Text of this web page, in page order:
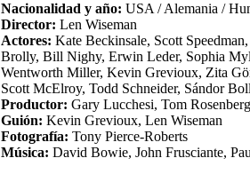
Nacionalidad y año: USA / Alemania /
Director: Len Wiseman
Actores: Kate Beckinsale, Scott
Brolly, Bill Nighy, Erwin Leder, Sophia
Wentworth Miller, Kevin Grevioux, Zita
Scott McElroy, Todd Schneider, Sándor
Productor: Gary Lucchesi, Tom
Guión: Kevin Grevioux, Len Wiseman
Fotografía: Tony Pierce-Roberts
Música: David Bowie, John Frusciante,